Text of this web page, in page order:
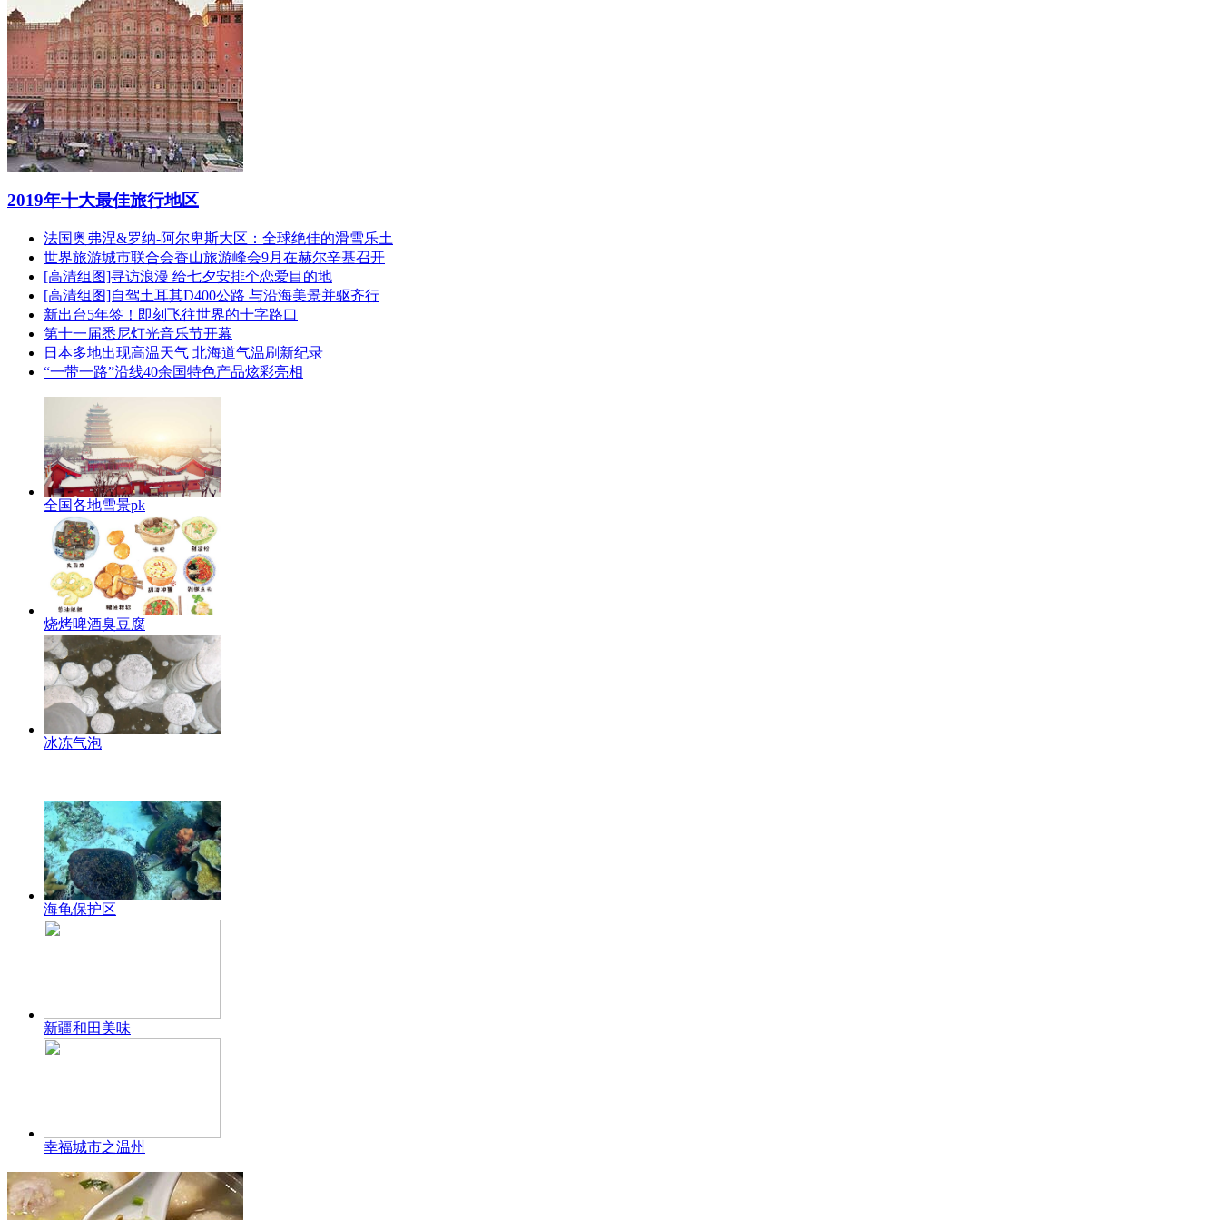
2019年十大最佳旅行地区
法国奥弗涅&罗纳-阿尔卑斯大区：全球绝佳的滑雪乐土
世界旅游城市联合会香山旅游峰会9月在赫尔辛基召开
[高清组图]寻访浪漫 给七夕安排个恋爱目的地
[高清组图]自驾土耳其D400公路 与沿海美景并驱齐行
新出台5年签！即刻飞往世界的十字路口
第十一届悉尼灯光音乐节开幕
日本多地出现高温天气 北海道气温刷新纪录
“一带一路”沿线40余国特色产品炫彩亮相
全国各地雪景pk
烧烤啤酒臭豆腐
冰冻气泡
海龟保护区
新疆和田美味
幸福城市之温州